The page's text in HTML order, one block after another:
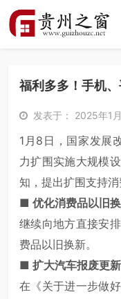
福利多多！手机
发表于： 2025年1
1月8日，国家发展
力扩围实施大规模
知，提出扩围支持
■ 优化消费品以旧
继续向地方直接安
费品以旧换新。
■ 扩大汽车报废更
在《关于进一步做